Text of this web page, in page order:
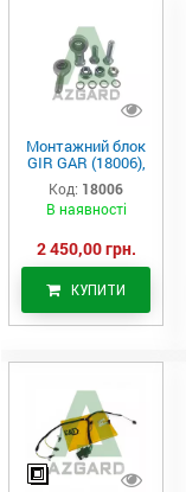
Монтажний блок
GIR GAR (18006),
Аналог
Код: 18006
В наявності
2 450,00 грн.
КУПИТИ